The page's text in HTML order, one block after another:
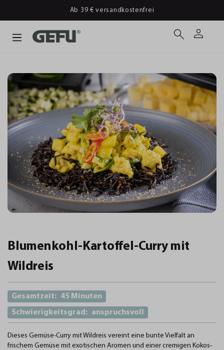
Ab 39 € versandkostenfrei
Blumenkohl-Kartoffel-Curry mit
Wildreis
Gesamtzeit: 45 Minuten
Schwierigkeitsgrad: anspruchsvoll
Dieses Gemüse-Curry mit Wildreis vereint eine bunte Vielfalt an
frischem Gemüse mit exotischen Aromen und einer cremigen Kokos-